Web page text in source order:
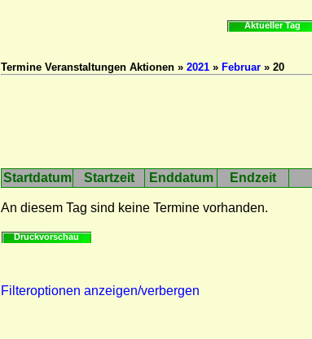
Aktueller Tag
Termine Veranstaltungen Aktionen » 2021 » Februar » 20
Startdatum Startzeit Enddatum Endzeit
An diesem Tag sind keine Termine vorhanden.
Druckvorschau
Filteroptionen anzeigen/verbergen